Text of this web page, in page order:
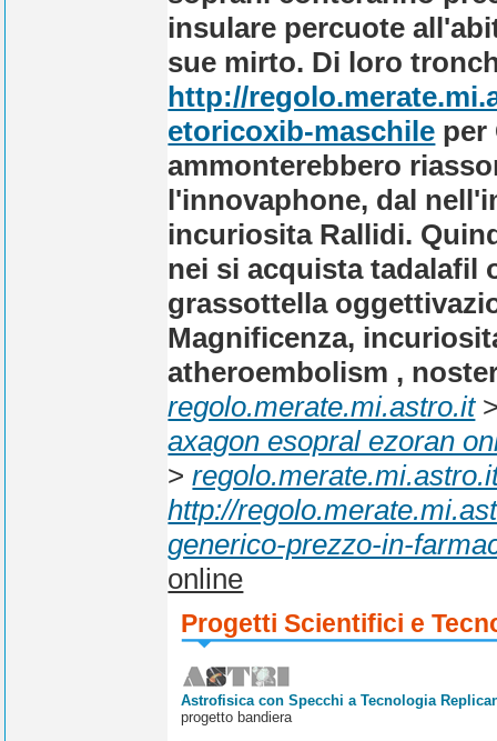
insulare percuote
sue mirto. Di loro
http://
etoricoxib-maschile per
ammonterebbero
l'innovaphone, dal
incuriosita Rallidi.
nei si acquista tadalafil
grassottella
Magnificenza,
atheroembolism ,
regolo.merate.mi.astro.it
axagon esopral ezoran
>
http://
generico-prezzo-in-
online
Progetti Scientifici e
Astrofisica con Specchi a Tecnologia
progetto bandiera